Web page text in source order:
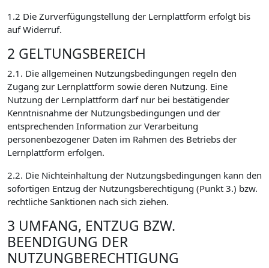
1.2 Die Zurverfügungstellung der Lernplattform erfolgt bis
auf Widerruf.
2 GELTUNGSBEREICH
2.1. Die allgemeinen Nutzungsbedingungen regeln den
Zugang zur Lernplattform sowie deren Nutzung. Eine
Nutzung der Lernplattform darf nur bei bestätigender
Kenntnisnahme der Nutzungsbedingungen und der
entsprechenden Information zur Verarbeitung
personenbezogener Daten im Rahmen des Betriebs der
Lernplattform erfolgen.
2.2. Die Nichteinhaltung der Nutzungsbedingungen kann den
sofortigen Entzug der Nutzungsberechtigung (Punkt 3.) bzw.
rechtliche Sanktionen nach sich ziehen.
3 UMFANG, ENTZUG BZW.
BEENDIGUNG DER
NUTZUNGBERECHTIGUNG